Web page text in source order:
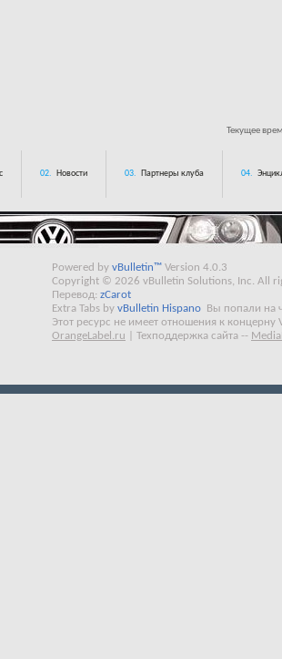
Текущее
02. Новости 03. Партнеры клуба 04.
Powered by vBulletin™ Version 4.0.3
Copyright © 2026 vBulletin Solutions, Inc. All
Перевод: zCarot
Extra Tabs by vBulletin Hispano
Вы попали на
Этот ресурс не имеет отношения к концерну
OrangeLabel.ru
Техподдержка сайта --